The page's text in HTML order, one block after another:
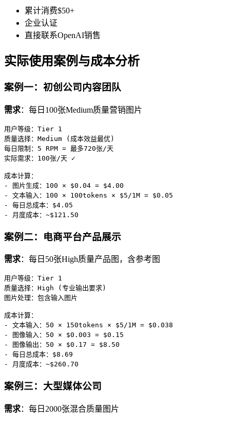
累计消费$50+
企业认证
直接联系OpenAI销售
实际使用案例与成本分析
案例一：初创公司内容团队
需求：每日100张Medium质量营销图片
用户等级：Tier 1
质量选择：Medium (成本效益最优)
每日限制：5 RPM = 最多720张/天
实际需求：100张/天 ✓
成本计算：
- 图片生成：100 × $0.04 = $4.00
- 文本输入：100 × 100tokens × $5/1M = $0.05
- 每日总成本：$4.05
案例二：电商平台产品展示
需求：每日50张High质量产品图，含参考图
用户等级：Tier 1
质量选择：High (专业输出要求)
图片处理：包含输入图片
成本计算：
- 文本输入：50 × 150tokens × $5/1M = $0.038
- 图像输入：50 × $0.003 = $0.15
- 图像输出：50 × $0.17 = $8.50
- 每日总成本：$8.69
案例三：大型媒体公司
需求：每日2000张混合质量图片